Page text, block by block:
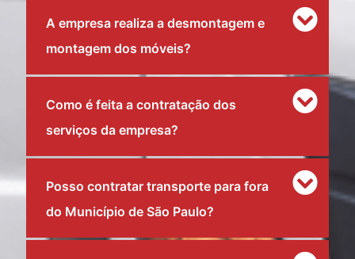
A empresa realiza a desmontagem e
montagem dos móveis?
Como é feita a contratação dos
serviços da empresa?
Posso contratar transporte para fora
do Município de São Paulo?